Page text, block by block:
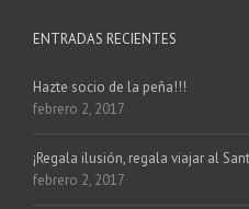
ENTRADAS RECIENTES
Hazte socio de la peña!!!
febrero 2, 2017
¡Regala ilusión, regala viajar al
febrero 2, 2017